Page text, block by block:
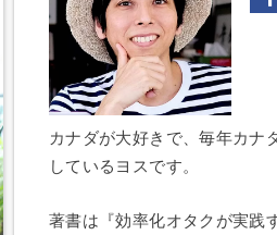
カナダが大好きで、毎年カナ
しているヨスです。
著書は『効率化オタクが実践